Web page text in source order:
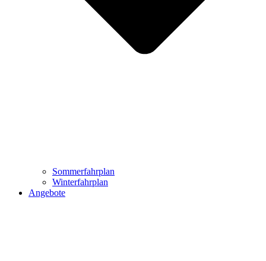
Sommerfahrplan
Winterfahrplan
Angebote